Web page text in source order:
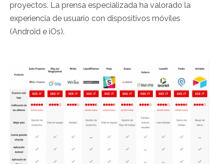
proyectos. La prensa especializada ha valorado la
experiencia de usuario con dispositivos móviles
(Android e iOs).